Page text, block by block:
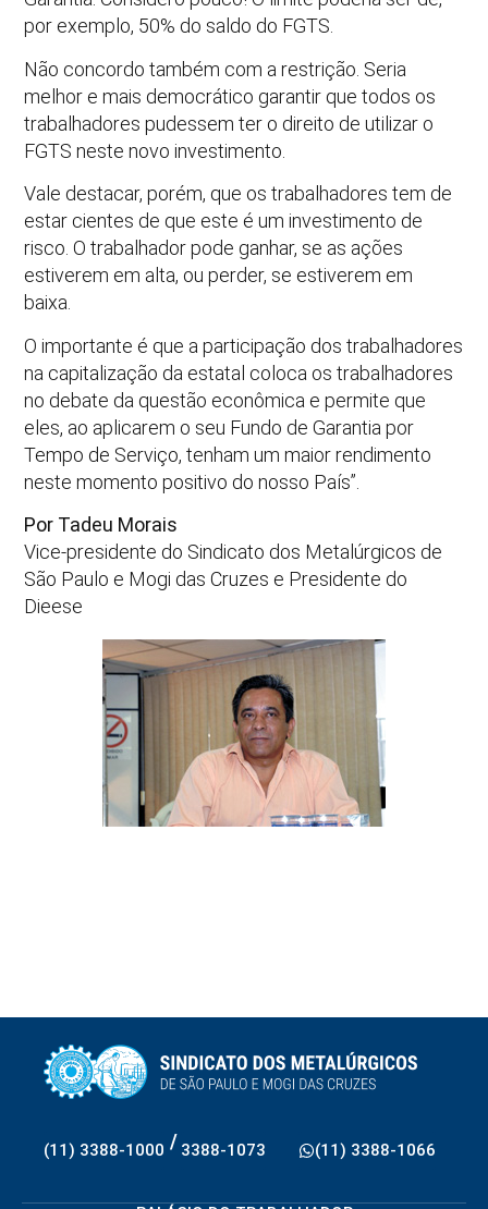
por exemplo, 50% do saldo do FGTS.
Não concordo também com a restrição. Seria
melhor e mais democrático garantir que todos os
trabalhadores pudessem ter o direito de utilizar o
FGTS neste novo investimento.
Vale destacar, porém, que os trabalhadores tem de
estar cientes de que este é um investimento de
risco. O trabalhador pode ganhar, se as ações
estiverem em alta, ou perder, se estiverem em
baixa.
O importante é que a participação dos trabalhadores
na capitalização da estatal coloca os trabalhadores
no debate da questão econômica e permite que
eles, ao aplicarem o seu Fundo de Garantia por
Tempo de Serviço, tenham um maior rendimento
neste momento positivo do nosso País”.
Por Tadeu Morais
Vice-presidente do Sindicato dos Metalúrgicos de
São Paulo e Mogi das Cruzes e Presidente do
Dieese
(11) 3388-1000 / 3388-1073 (11) 3388-1066